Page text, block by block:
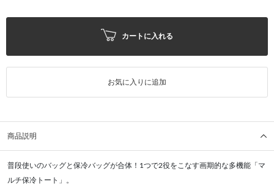
カートに入れる
お気に入りに追加
商品説明
普段使いのバッグと保冷バッグが合体！1つで2役をこなす画期的な多機能「マ
ルチ保冷トート」。